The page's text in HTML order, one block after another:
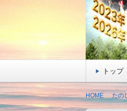
トップ
HOME たの